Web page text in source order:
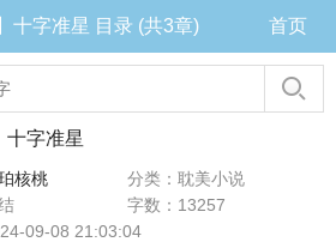
十字准星 目录 (共3章) 首页
十字准星
核桃
分类：耽美小说
字数：13257
09-08 21:03:04